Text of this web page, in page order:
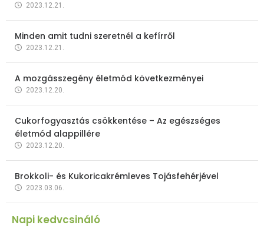
2023.12.21.
Minden amit tudni szeretnél a kefírről
2023.12.21.
A mozgásszegény életmód következményei
2023.12.20.
Cukorfogyasztás csökkentése – Az egészséges
életmód alappillére
2023.12.20.
Brokkoli- és Kukoricakrémleves Tojásfehérjével
2023.03.06.
Napi kedvcsináló